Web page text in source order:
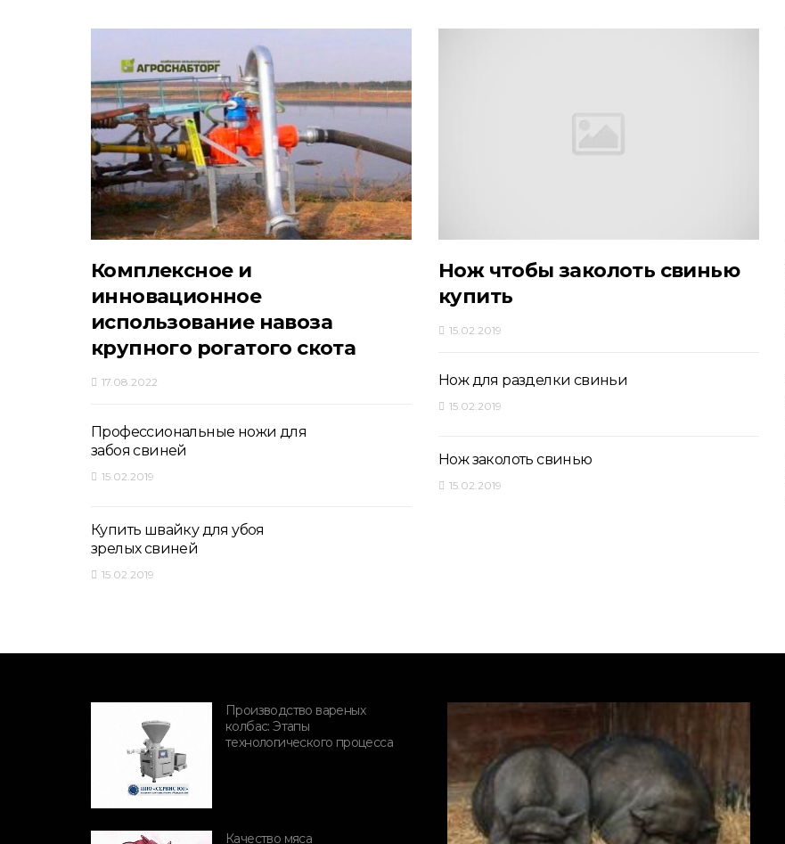
Комплексное и
инновационное
использование навоза
крупного рогатого скота
17.08.2022
Профессиональные ножи для
забоя свиней
15.02.2019
Купить швайку для убоя
зрелых свиней
15.02.2019
Нож чтобы заколоть свинью
купить
15.02.2019
Нож для разделки свиньи
15.02.2019
Нож заколоть свинью
15.02.2019
Производство вареных
колбас: Этапы
технологического процесса
Качество мяса
ПОРОДЫ СВИНЕЙ
Породы и
производительность
ПОРОДЫ СВИНЕЙ
Вьетнамские